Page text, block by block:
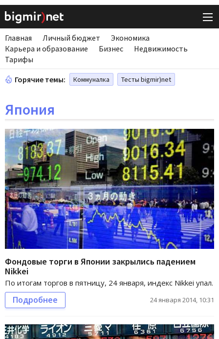
Главная Личный бюджет
Экономика
Карьера и образование
Бизнес
Недвижимость
Тарифы
Горячие темы: Коммуналка Тесты bigmir)net
Япония
Фондовые торги в Японии закрылись падением
Nikkei
По итогам торгов в пятницу, 24 января, индекс Nikkei упал.
Подробнее 24 января 2014, 10:31